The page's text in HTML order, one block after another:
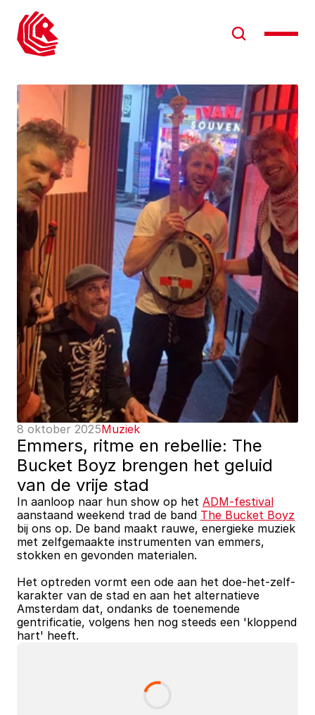
8 oktober 2025Muziek
Emmers, ritme en rebellie: The
Bucket Boyz brengen het geluid
van de vrije stad
In aanloop naar hun show op het ADM-festival
aanstaand weekend trad de band The Bucket Boyz
bij ons op. De band maakt rauwe, energieke muziek
met zelfgemaakte instrumenten van emmers,
stokken en gevonden materialen.
Het optreden vormt een ode aan het doe-het-zelf-
karakter van de stad en aan het alternatieve
Amsterdam dat, ondanks de toenemende
gentrificatie, volgens hen nog steeds een 'kloppend
hart' heeft.